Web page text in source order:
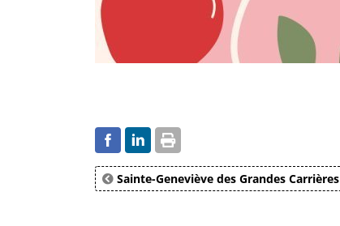
Sainte-Geneviève des Grandes Carrières